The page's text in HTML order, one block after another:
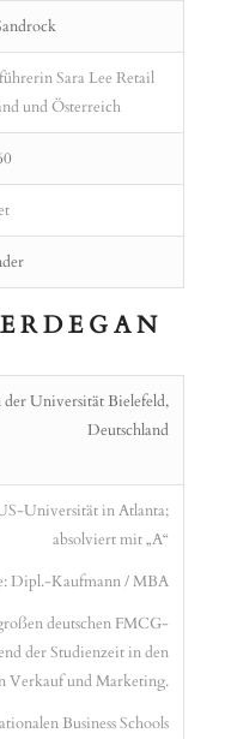
Sara Lee Retail
und Österreich
R D E G A N
der Universität Bielefeld,
Deutschland
Universität in Atlanta;
absolviert mit „A“
Dipl.-Kaufmann / MBA
deutschen FMCG-
der Studienzeit in den
Verkauf und Marketing.
Business Schools